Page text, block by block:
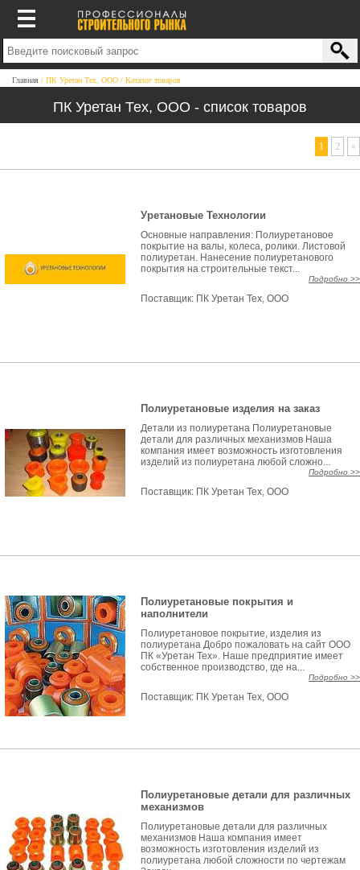
Главная ПК Уретан Тех, ООО Каталог товаров
ПК Уретан Тех, ООО - список товаров
1 2 »
Уретановые Технологии
Основные направления: Полиуретановое
покрытие на валы, колеса, ролики. Листовой
полиуретан. Нанесение полиуретанового
покрытия на строительные текст...
Подробно >>
Поставщик: ПК Уретан Тех, ООО
Полиуретановые изделия на заказ
Детали из полиуретана Полиуретановые
детали для различных механизмов Наша
компания имеет возможность изготовления
изделий из полиуретана любой сложно...
Подробно >>
Поставщик: ПК Уретан Тех, ООО
Полиуретановые покрытия и
наполнители
Полиуретановое покрытие, изделия из
полиуретана Добро пожаловать на сайт ООО
ПК «Уретан Тех». Наше предприятие имеет
собственное производство, где на...
Подробно >>
Поставщик: ПК Уретан Тех, ООО
Полиуретановые детали для различных
механизмов
Полиуретановые детали для различных
механизмов Наша компания имеет
возможность изготовления изделий из
полиуретана любой сложности по чертежам